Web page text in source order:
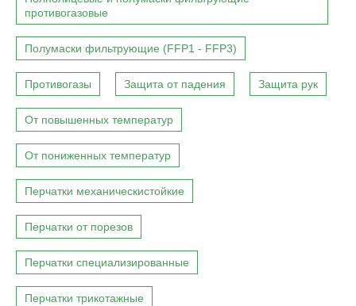
противогазовые
Полумаски фильтрующие (FFP1 - FFP3)
Противогазы Защита от падения Защита рук
От повышенных температур
От пониженных температур
Перчатки механическистойкие
Перчатки от порезов
Перчатки специализированные
Перчатки трикотажные